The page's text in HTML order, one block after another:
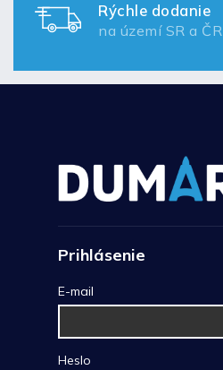
Rýchle dodanie
na území SR a ČR
Prihlásenie
E-mail
Heslo